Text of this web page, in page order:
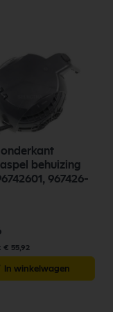
behuizing
967426-
€ 55,92
In winkelwagen